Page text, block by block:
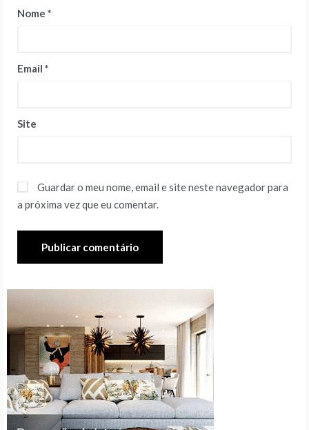
Nome *
Email *
Site
Guardar o meu nome, email e site neste navegador para
a próxima vez que eu comentar.